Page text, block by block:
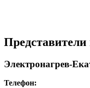
Представители
Электронагрев-
Телефон: